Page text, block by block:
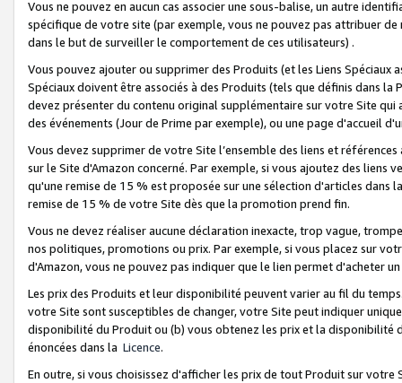
Vous ne pouvez en aucun cas associer une sous-balise, un autre
spécifique de votre site (par exemple, vous ne pouvez pas attribuer
dans le but de surveiller le comportement de ces utilisateurs) .
Vous pouvez ajouter ou supprimer des Produits (et les Liens
Spéciaux doivent être associés à des Produits (tels que définis dans
devez présenter du contenu original supplémentaire sur votre Site qui
des événements (Jour de Prime par exemple), ou une page d'accueil
Vous devez supprimer de votre Site l’ensemble des liens et
sur le Site d'Amazon concerné. Par exemple, si vous ajoutez des
qu'une remise de 15 % est proposée sur une sélection d'articles
remise de 15 % de votre Site dès que la promotion prend fin.
Vous ne devez réaliser aucune déclaration inexacte, trop vague,
nos politiques, promotions ou prix. Par exemple, si vous placez sur
d'Amazon, vous ne pouvez pas indiquer que le lien permet d'acheter
Les prix des Produits et leur disponibilité peuvent varier au fil du
votre Site sont susceptibles de changer, votre Site peut indiquer
disponibilité du Produit ou (b) vous obtenez les prix et la disponibilité
énoncées dans la Licence.
En outre, si vous choisissez d'afficher les prix de tout Produit sur